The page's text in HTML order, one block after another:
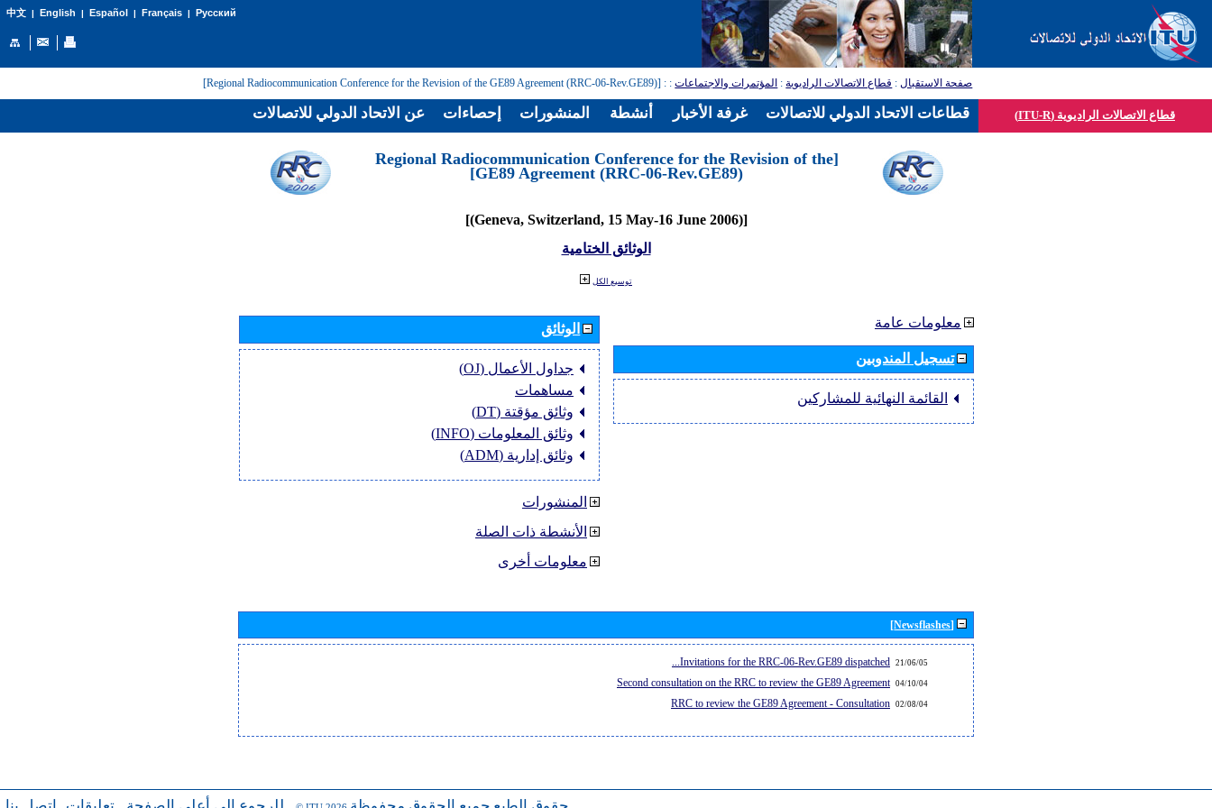
中文| English | Español | Français| Русский
صفحة الاستقبال: قطاع الاتصالات الراديوية: المؤتمرات والاجتماعات:
: [Regional Radiocommunication Conference for the Revision of the GE89 Agreement (RRC-06-Rev.GE89)]
قطاع الاتصالات الراديوية (ITU-R)
[Regional Radiocommunication Conference for the Revision of the
GE89 Agreement (RRC-06-Rev.GE89)]
[(Geneva, Switzerland, 15 May-16 June 2006)]
الوثائق الختامية
توسيع الكل
الوثائق
جداول الأعمال (OJ)
مساهمات
وثائق مؤقتة (DT)
وثائق المعلومات (INFO)
وثائق إدارية (ADM)
المنشورات
الأنشطة ذات الصلة
معلومات أخرى
معلومات عامة
تسجيل المندوبين
القائمة النهائية للمشاركين
[Newsflashes]
21/06/05
Invitations for the RRC-06-Rev.GE89 dispatched...
04/10/04
Second consultation on the RRC to review the GE89 Agreement
02/08/04
RRC to review the GE89 Agreement - Consultation
عن الاتحاد الدولي للاتصالات إحصاءات المنشورات أنشطة غرفة الأخبار قطاعات الاتحاد الدولي للاتصالات